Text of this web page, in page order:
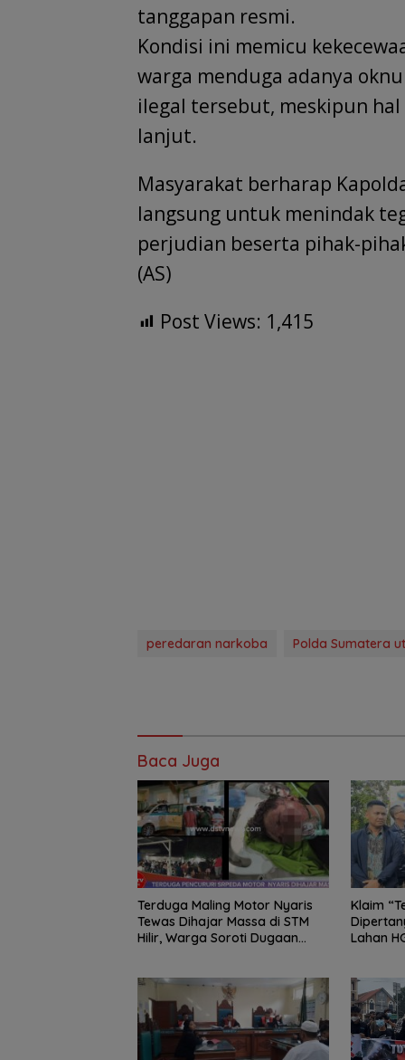
tanggapan resmi.
Kondisi ini memicu
warga menduga adanya
ilegal tersebut, meskipun
lanjut.
Masyarakat berharap
langsung untuk menindak
perjudian beserta pihak-
(AS)
Post Views: 1,415
peredaran narkoba Polda Sumatera
Baca Juga
Terduga Maling Motor Nyaris
Tewas Dihajar Massa di STM
Hilir, Warga Soroti Dugaan
Klaim
Lahan